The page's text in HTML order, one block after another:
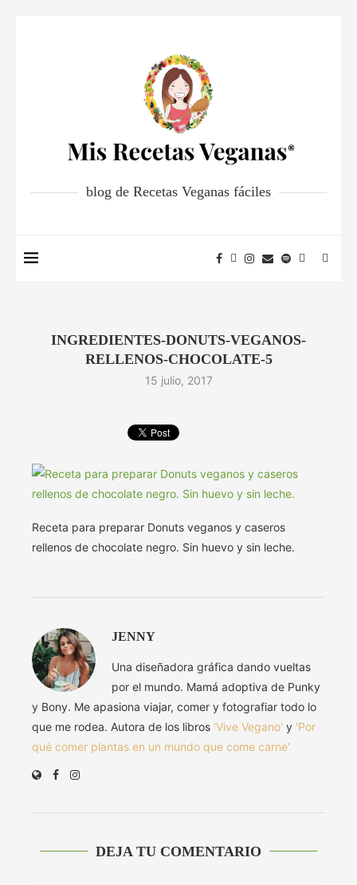
blog de Recetas Veganas fáciles
INGREDIENTES-DONUTS-VEGANOS-
RELLENOS-CHOCOLATE-5
15 julio, 2017
Receta para preparar Donuts veganos y caseros
rellenos de chocolate negro. Sin huevo y sin leche.
JENNY
Una diseñadora gráfica dando vueltas
por el mundo. Mamá adoptiva de Punky
y Bony. Me apasiona viajar, comer y fotografiar todo lo
que me rodea. Autora de los libros 'Vive Vegano' y 'Por
qué comer plantas en un mundo que come carne'
DEJA TU COMENTARIO